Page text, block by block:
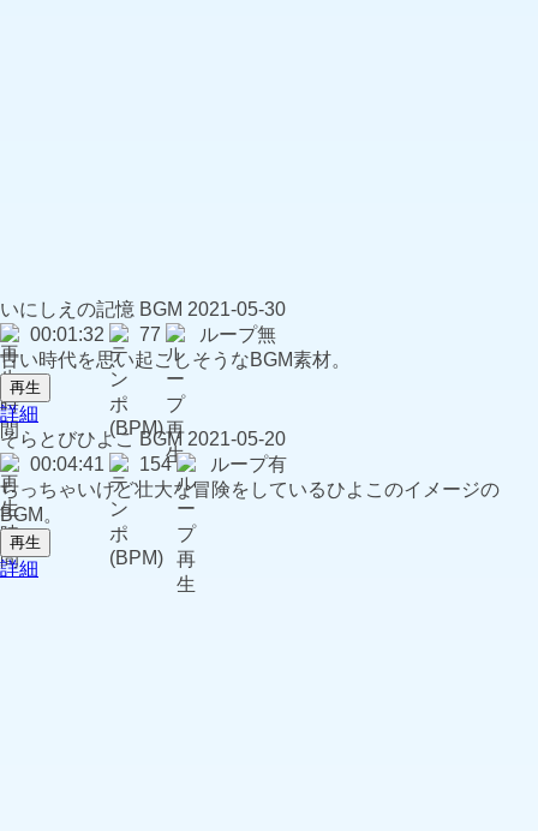
いにしえの記憶 BGM 2021-05-30
00:01:32
77
ループ無
古い時代を思い起こしそうなBGM素材。
再生
詳細
そらとびひよこ BGM 2021-05-20
00:04:41
154
ループ有
ちっちゃいけど壮大な冒険をしているひよこのイメージの
BGM。
再生
詳細